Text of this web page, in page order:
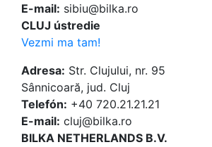
E-mail: sibiu@bilka.ro
CLUJ ústredie
Vezmi ma tam!
Adresa: Str. Clujului, nr. 95
Sânnicoară, jud. Cluj
Telefón: +40 720.21.21.21
E-mail: cluj@bilka.ro
BILKA NETHERLANDS B.V.